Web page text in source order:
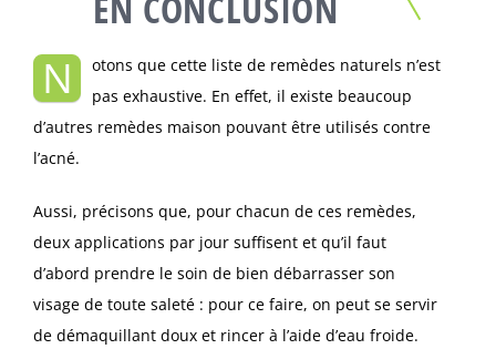
N
otons que cette liste de remèdes naturels n’est
pas exhaustive. En effet, il existe beaucoup
d’autres remèdes maison pouvant être utilisés contre
l’acné.
Aussi, précisons que, pour chacun de ces remèdes,
deux applications par jour suffisent et qu’il faut
d’abord prendre le soin de bien débarrasser son
visage de toute saleté : pour ce faire, on peut se servir
de démaquillant doux et rincer à l’aide d’eau froide.